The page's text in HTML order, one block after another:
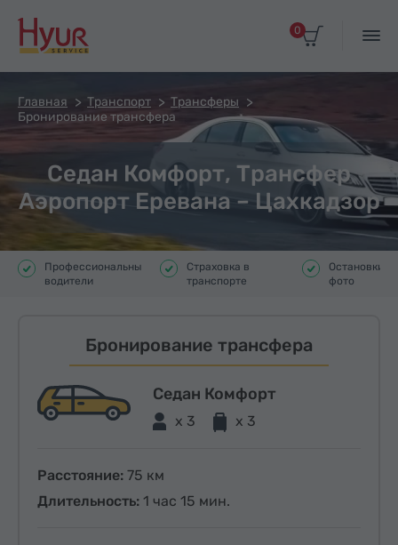
0
Главная Транспорт
Трансферы
Бронирование трансфера
Седан Комфорт, Трансфер
Аэропорт Еревана – Цахкадзор
Профессиональные
водители
Страховка в
транспорте
Остановки
фото
Бронирование трансфера
Седан Комфорт
x 3 x 3
Расстояние: 75 км
Длительность: 1 час 15 мин.